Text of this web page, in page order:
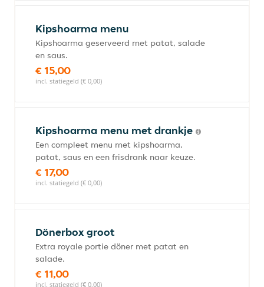
Kipshoarma menu
Kipshoarma geserveerd met patat, salade
en saus.
€ 15,00
incl. statiegeld (€ 0,00)
Kipshoarma menu met drankje
Een compleet menu met kipshoarma,
patat, saus en een frisdrank naar keuze.
€ 17,00
incl. statiegeld (€ 0,00)
Dönerbox groot
Extra royale portie döner met patat en
salade.
€ 11,00
incl. statiegeld (€ 0,00)